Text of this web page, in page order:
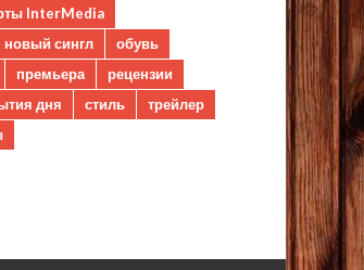
InterMedia
новый сингл
обувь
премьера
рецензии
дня стиль
трейлер